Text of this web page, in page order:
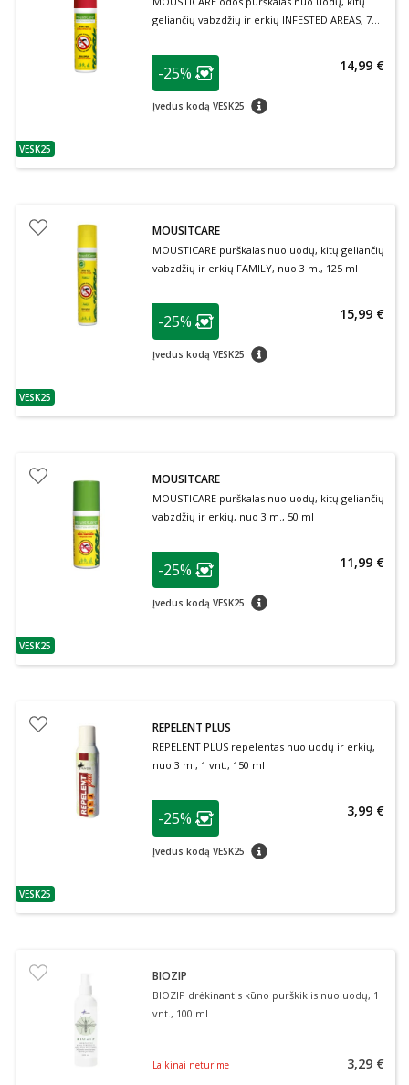
patarimas
VESK25
geliančių vabzdžių ir erkių INFESTED AREAS, 75
patarimas
Lojalumo klubo narių nuolaida
-25%
Įvedus kodą VESK25 patarimas
14,99 €
patarimas
VESK25
MOUSITCARE
MOUSTICARE purškalas nuo uodų, kitų geliančių
vabzdžių ir erkių FAMILY, nuo 3 m., 125 ml
patarimas
Lojalumo klubo narių nuolaida
-25%
Įvedus kodą VESK25 patarimas
15,99 €
patarimas
VESK25
MOUSITCARE
MOUSTICARE purškalas nuo uodų, kitų geliančių
vabzdžių ir erkių, nuo 3 m., 50 ml
patarimas
Lojalumo klubo narių nuolaida
-25%
Įvedus kodą VESK25 patarimas
11,99 €
patarimas
VESK25
REPELENT PLUS
REPELENT PLUS repelentas nuo uodų ir erkių,
nuo 3 m., 1 vnt., 150 ml
patarimas
Lojalumo klubo narių nuolaida
-25%
Įvedus kodą VESK25 patarimas
3,99 €
BIOZIP
BIOZIP drėkinantis kūno purškiklis nuo uodų, 1
vnt., 100 ml
Laikinai neturime 3,29 €